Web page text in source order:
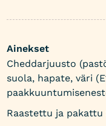
Ainekset
Cheddarjuusto
suola, hapate, väri
Raastettu ja pakattu